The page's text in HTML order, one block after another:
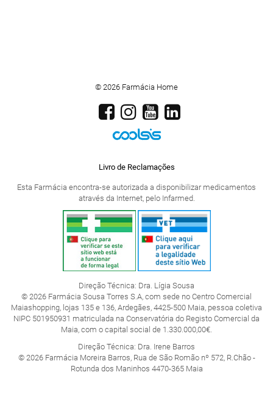
© 2026 Farmácia Home
Livro de Reclamações
Esta Farmácia encontra-se autorizada a disponibilizar medicamentos
através da Internet, pelo Infarmed.
Direção Técnica: Dra. Lígia Sousa
© 2026 Farmácia Sousa Torres S.A, com sede no Centro Comercial
Maiashopping, lojas 135 e 136, Ardegães, 4425-500 Maia, pessoa coletiva
NIPC 501950931 matriculada na Conservatória do Registo Comercial da
Maia, com o capital social de 1.330.000,00€.
Direção Técnica: Dra. Irene Barros
© 2026 Farmácia Moreira Barros, Rua de São Romão nº 572, R.Chão -
Rotunda dos Maninhos 4470-365 Maia